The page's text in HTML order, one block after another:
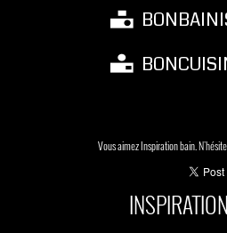
Vous aimez Inspiration bain.